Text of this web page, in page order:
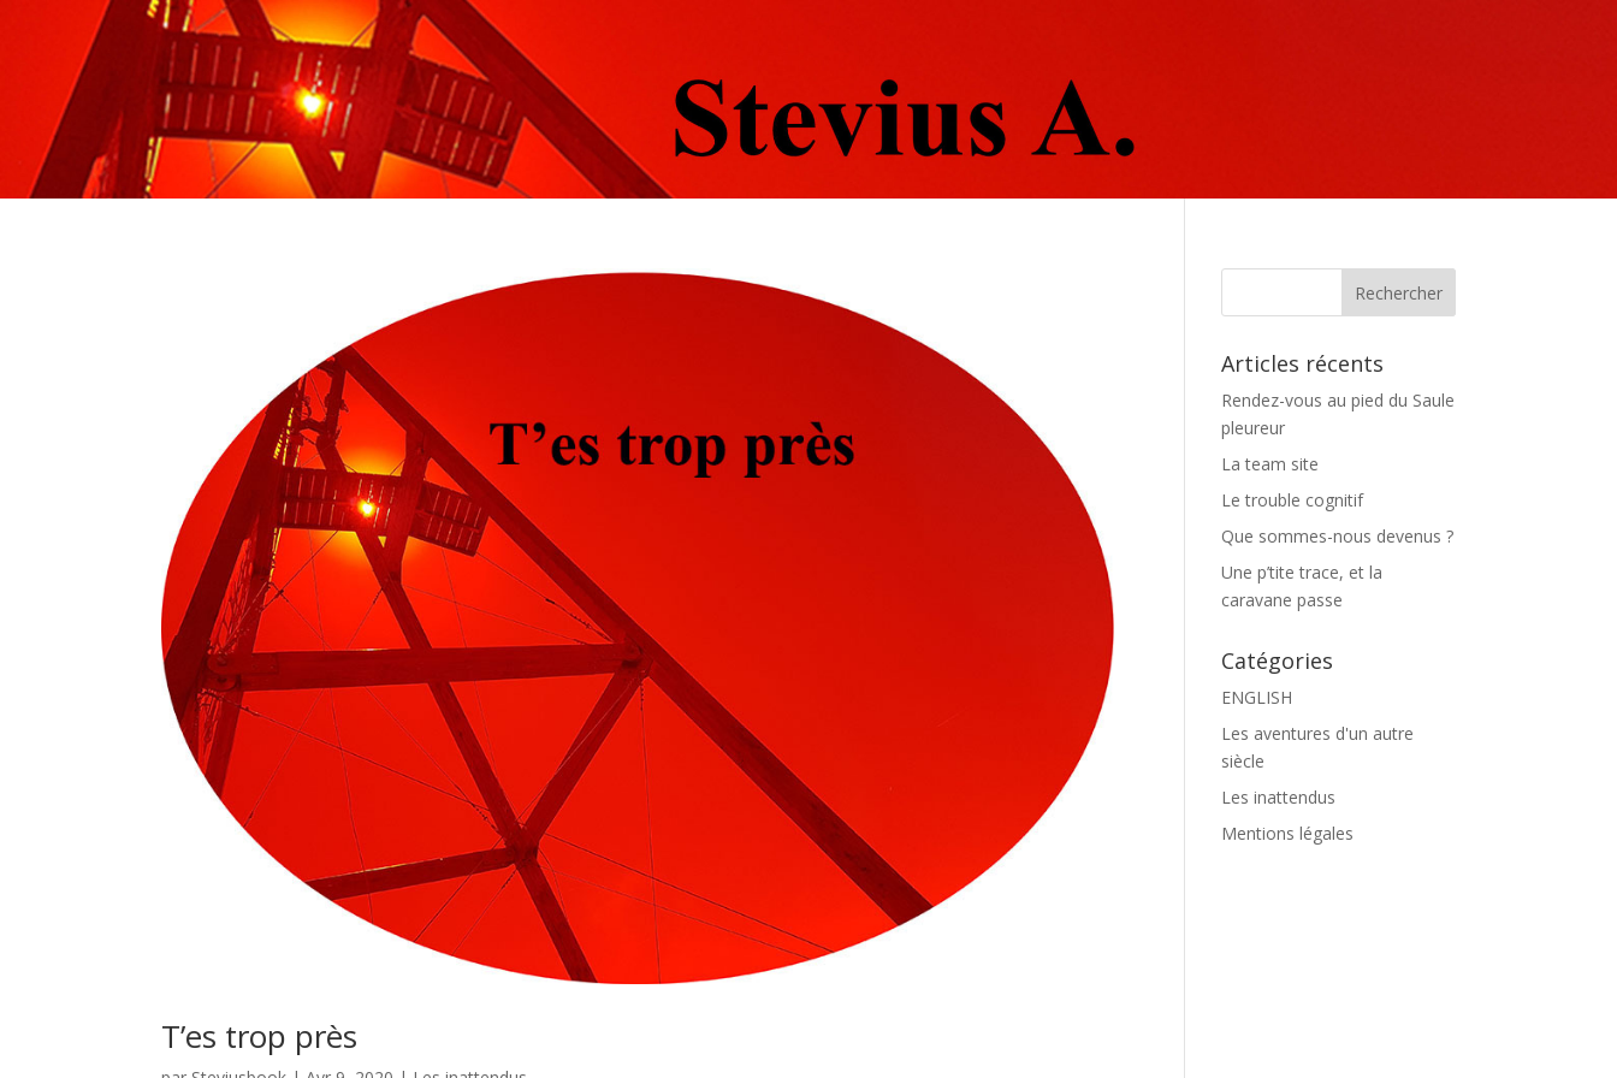
T’es trop près
Articles récents
Rendez-vous au pied du Saule
pleureur
La team site
Le trouble cognitif
Que sommes-nous devenus ?
Une p’tite trace, et la
caravane passe
Catégories
ENGLISH
Les aventures d'un autre
siècle
Les inattendus
Mentions légales